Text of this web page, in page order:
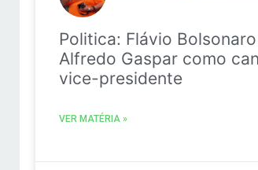
Politica: Flávio
Alfredo Gaspar como
vice-presidente
VER MATÉRIA »